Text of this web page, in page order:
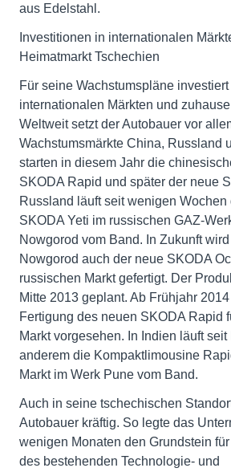
aus Edelstahl.
Investitionen in internationalen
Heimatmarkt Tschechien
Für seine Wachstumspläne
internationalen Märkten und
Weltweit setzt der Autobauer vor
Wachstumsmärkte China, Russland
starten in diesem Jahr die
SKODA Rapid und später der neue
Russland läuft seit wenigen
SKODA Yeti im russischen GAZ-
Nowgorod vom Band. In Zukunft
Nowgorod auch der neue SKODA
russischen Markt gefertigt. Der
Mitte 2013 geplant. Ab Frühjahr
Fertigung des neuen SKODA Rapid
Markt vorgesehen. In Indien läuft
anderem die Kompaktlimousine
Markt im Werk Pune vom Band.
Auch in seine tschechischen
Autobauer kräftig. So legte das
wenigen Monaten den Grundstein
des bestehenden Technologie- und